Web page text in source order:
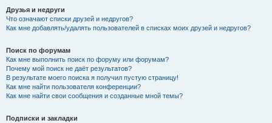
Друзья и недруги
Что означают списки друзей и недругов?
Как мне добавлять/удалять пользователей в списках моих друзей и недругов?
Поиск по форумам
Как мне выполнить поиск по форуму или форумам?
Почему мой поиск не даёт результатов?
В результате моего поиска я получил пустую страницу!
Как мне найти пользователя конференции?
Как мне найти свои сообщения и созданные мной темы?
Подписки и закладки